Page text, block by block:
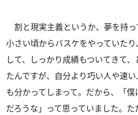
割と現実主義というか、夢を持っ
小さい頃からバスケをやっていた
して、しっかり成績もついてきて
たんですが、自分より巧い人や速
も分かってしまって。だから、「
だろうな」って思っていました。